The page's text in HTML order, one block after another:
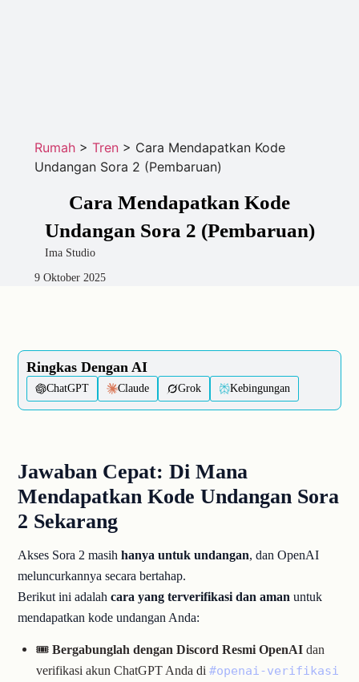
Rumah> Tren> Cara Mendapatkan Kode
Undangan Sora 2 (Pembaruan)
Cara Mendapatkan Kode
Undangan Sora 2 (Pembaruan)
Ima Studio
9 Oktober 2025
Ringkas Dengan AI
ChatGPT Claude Grok Kebingungan
Jawaban Cepat: Di Mana
Mendapatkan Kode Undangan Sora
2 Sekarang
Akses Sora 2 masihhanya untuk undangan, dan OpenAI
meluncurkannya secara bertahap.
Berikut ini adalahcara yang terverifikasi dan aman untuk
mendapatkan kode undangan Anda:
🎟️Bergabunglah dengan Discord Resmi OpenAI dan
verifikasi akun ChatGPT Anda di#openai-verifikasi